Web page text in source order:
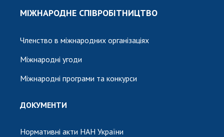
МІЖНАРОДНЕ СПІВРОБІТНИЦТВО
Членство в міжнародних організаціях
Міжнародні угоди
Міжнародні програми та конкурси
ДОКУМЕНТИ
Нормативні акти НАН України